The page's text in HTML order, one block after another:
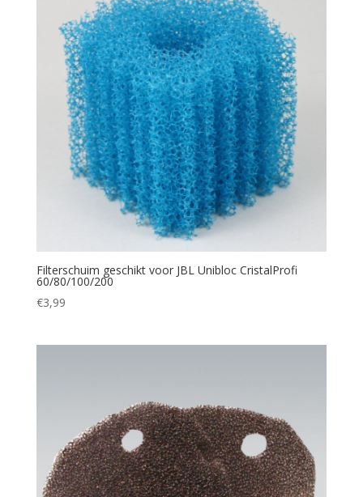
Filterschuim geschikt voor JBL Unibloc CristalProfi
60/80/100/200
€3,99